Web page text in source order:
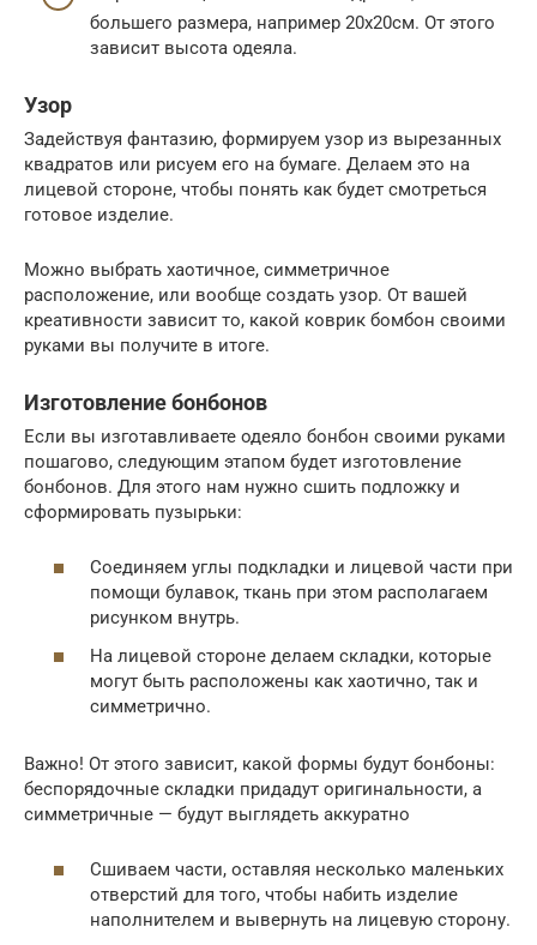
большего размера, например 20х20см. От этого
зависит высота одеяла.
Узор
Задействуя фантазию, формируем узор из вырезанных
квадратов или рисуем его на бумаге. Делаем это на
лицевой стороне, чтобы понять как будет смотреться
готовое изделие.
Можно выбрать хаотичное, симметричное
расположение, или вообще создать узор. От вашей
креативности зависит то, какой коврик бомбон своими
руками вы получите в итоге.
Изготовление бонбонов
Если вы изготавливаете одеяло бонбон своими руками
пошагово, следующим этапом будет изготовление
бонбонов. Для этого нам нужно сшить подложку и
сформировать пузырьки:
Соединяем углы подкладки и лицевой части при
помощи булавок, ткань при этом располагаем
рисунком внутрь.
На лицевой стороне делаем складки, которые
могут быть расположены как хаотично, так и
симметрично.
Важно! От этого зависит, какой формы будут бонбоны:
беспорядочные складки придадут оригинальности, а
симметричные — будут выглядеть аккуратно
Сшиваем части, оставляя несколько маленьких
отверстий для того, чтобы набить изделие
наполнителем и вывернуть на лицевую сторону.